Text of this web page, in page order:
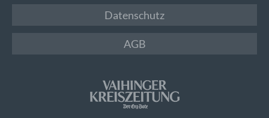
Datenschutz
AGB